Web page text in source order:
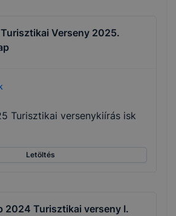
Verseny 2025.
Turisztikai versenykiírás isk
Letöltés
2024 Turisztikai verseny I.